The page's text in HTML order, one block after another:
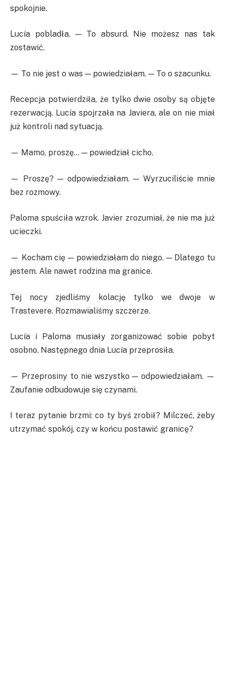
spokojnie.
Lucía pobladła. — To absurd. Nie możesz nas tak
zostawić.
— To nie jest o was — powiedziałam. — To o szacunku.
Recepcja potwierdziła, że tylko dwie osoby są objęte
rezerwacją. Lucía spojrzała na Javiera, ale on nie miał
już kontroli nad sytuacją.
— Mamo, proszę… — powiedział cicho.
— Proszę? — odpowiedziałam. — Wyrzuciliście mnie
bez rozmowy.
Paloma spuściła wzrok. Javier zrozumiał, że nie ma już
ucieczki.
— Kocham cię — powiedziałam do niego. — Dlatego tu
jestem. Ale nawet rodzina ma granice.
Tej nocy zjedliśmy kolację tylko we dwoje w
Trastevere. Rozmawialiśmy szczerze.
Lucía i Paloma musiały zorganizować sobie pobyt
osobno. Następnego dnia Lucía przeprosiła.
— Przeprosiny to nie wszystko — odpowiedziałam. —
Zaufanie odbudowuje się czynami.
I teraz pytanie brzmi: co ty byś zrobił? Milczeć, żeby
utrzymać spokój, czy w końcu postawić granicę?